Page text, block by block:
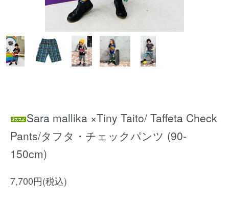
Sara mallika ×Tiny Taito/ Taffeta Check
Pants/タフタ・チェックパンツ (90-
150cm)
7,700円(税込)